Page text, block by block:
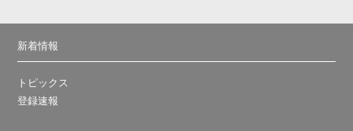
新着情報
トピックス
登録速報